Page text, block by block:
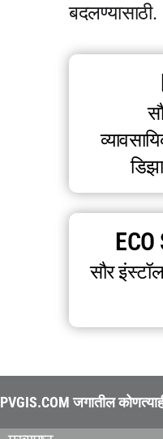
बदलण्यासाठी.
ECO
सौर
PVGIS.COM जगातील